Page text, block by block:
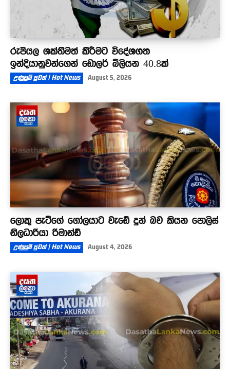
රුපියල ශක්තිමත් කිරීමට විදේශගත
ඉන්දියානුවන්ගෙන් ඩොලර් බිලියන 40.8ක්
උණුසුම් පුවත් | Hot News August 5, 2026
ලොකු පැටීගේ ගෝලයාට වැඩේ දුන් බව කියන පොලිස්
නිලධාරියා රිමාන්ඩ්
උණුසුම් පුවත් | Hot News August 4, 2026